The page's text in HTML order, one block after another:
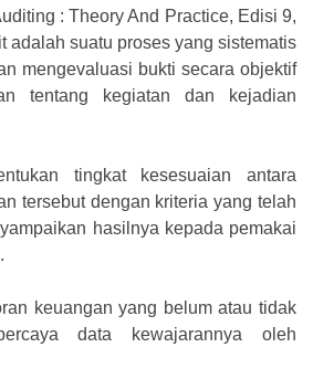
: Theory And Practice, Edisi 9,
adalah suatu proses yang sistematis
mengevaluasi bukti secara objektif
tentang kegiatan dan kejadian
tingkat kesesuaian antara
tersebut dengan kriteria yang telah
hasilnya kepada pemakai
keuangan yang belum atau tidak
data kewajarannya oleh